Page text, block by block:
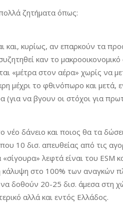
ζητήματα όπως:
και, κυρίως, αν επαρκούν τα
καν το
«μέτρα στον αέρα» χωρίς να
μέχρι το φθινόπωρο και μετά,
(για να βγουν οι στόχοι για
δάνειο και ποιος θα τα
10 δισ. απευθείας από τις
λεφτά είναι του ESM
κάλυψη στο 100% των αναγκών
δοθούν 20-25 δισ. άμεσα στη
αλλά και εντός Ελλάδος.